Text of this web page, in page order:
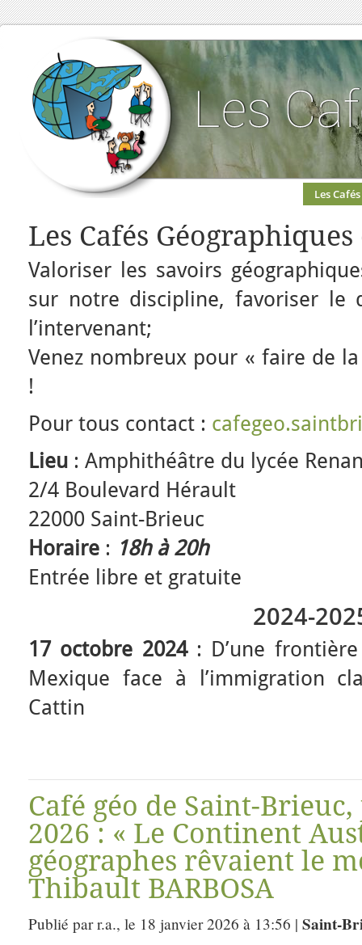
Les Cafés
Les Cafés
Valoriser les savoirs
sur notre discipline, favoriser le
l’intervenant;
Venez nombreux pour « faire de
!
Pour tous contact :
Lieu : Amphithéâtre du lycée
2/4 Boulevard Hérault
22000 Saint-Brieuc
Horaire : 18h à 20h
Entrée libre et gratuite
2024-
17 octobre 2024: D’une
Mexique face à l’immigration
Cattin
Café géo de Saint-
2026 : « Le Continent
géographes rêvaient le
Thibault BARBOSA
Publié par r.a., le 18 janvier 2026 à 13:56 | Saint-